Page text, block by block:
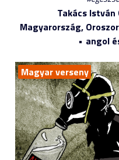
Takács István
Magyarország,
angol
Magyar verseny